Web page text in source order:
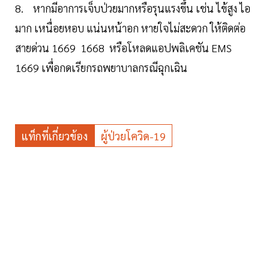
8. หากมีอาการเจ็บป่วยมากหรือรุนแรงขึ้น เช่น ไข้สูง ไอ
มาก เหนื่อยหอบ แน่นหน้าอก หายใจไม่สะดวก ให้ติดต่อ
สายด่วน 1669 1668 หรือโหลดแอปพลิเคชัน EMS
1669 เพื่อกดเรียกรถพยาบาลกรณีฉุกเฉิน
แท็กที่เกี่ยวข้อง ผู้ป่วยโควิด-19